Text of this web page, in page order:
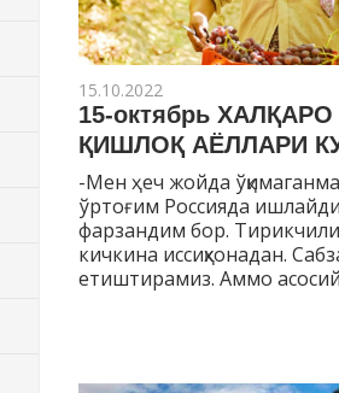
15.10.2022
15-октябрь ХАЛҚАРО
ҚИШЛОҚ АЁЛЛАРИ
-Мен ҳеч жойда
ўртоғим Россияда
фарзандим бор.
кичкина иссиқхонадан.
етиштирамиз. Аммо асосий